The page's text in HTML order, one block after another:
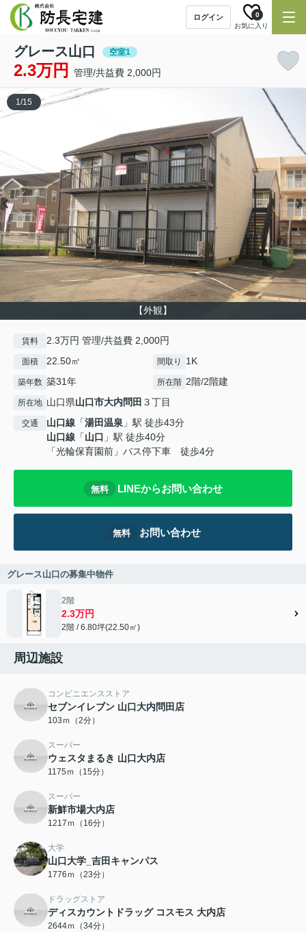
ログイン
お気に入り
0
グレース山口 空室1
2.3万円 管理/共益費 2,000円
【外観】
1/15
賃料 2.3万円 管理/共益費 2,000円
面積 22.50㎡ 間取り 1K
築年数 築31年 所在階 2階/2階建
所在地 山口県山口市大内問田 ３丁目
交通 山口線 「湯田温泉 」駅 徒歩43分
山口線 「山口 」駅 徒歩40分
「光輪保育園前」バス停下車 徒歩4分
無料 LINEからお問い合わせ
無料 お問い合わせ
グレース山口の募集中物件
2階
2.3万円
2階 / 6.80坪(22.50㎡)
周辺施設
コンビニエンスストア
セブンイレブン 山口大内問田店
103ｍ（2分）
スーパー
ウェスタまるき 山口大内店
1175ｍ（15分）
スーパー
新鮮市場大内店
1217ｍ（16分）
大学
山口大学_吉田キャンパス
1776ｍ（23分）
ドラッグストア
ディスカウントドラッグ コスモス 大内店
2644ｍ（34分）